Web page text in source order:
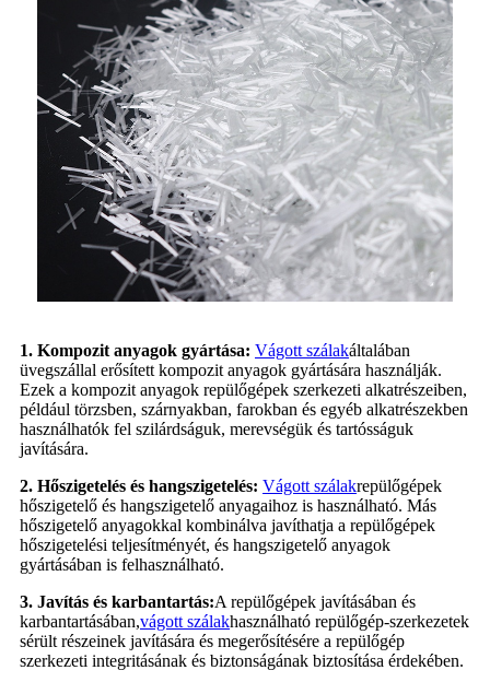
1. Kompozit anyagok gyártása: Vágott szálakáltalában
üvegszállal erősített kompozit anyagok gyártására használják.
Ezek a kompozit anyagok repülőgépek szerkezeti alkatrészeiben,
például törzsben, szárnyakban, farokban és egyéb alkatrészekben
használhatók fel szilárdságuk, merevségük és tartósságuk
javítására.
2. Hőszigetelés és hangszigetelés: Vágott szálakrepülőgépek
hőszigetelő és hangszigetelő anyagaihoz is használható. Más
hőszigetelő anyagokkal kombinálva javíthatja a repülőgépek
hőszigetelési teljesítményét, és hangszigetelő anyagok
gyártásában is felhasználható.
3. Javítás és karbantartás:A repülőgépek javításában és
karbantartásában,vágott szálakhasználható repülőgép-szerkezetek
sérült részeinek javítására és megerősítésére a repülőgép
szerkezeti integritásának és biztonságának biztosítása érdekében.